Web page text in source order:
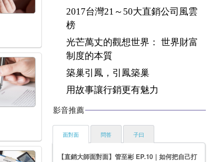
2017台灣21～50大直銷公司風雲
榜
光芒萬丈的觀想世界： 世界財富
制度的本質
築巢引鳳，引鳳築巢
用故事讓行銷更有魅力
影音推薦
面對面
【直銷大師面對面】管至彬 EP.10｜如何把自己打
問答 子曰